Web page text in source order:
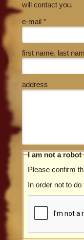
will contact you.
e-mail *
first name, last
address
I am not a robot
Please confirm
In order not to